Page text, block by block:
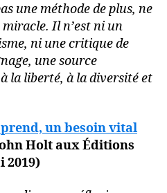
une méthode de plus, ne
Il n’est ni un
ni une critique de
une source
la liberté, à la diversité et
un besoin vital
Holt aux Éditions
2019)